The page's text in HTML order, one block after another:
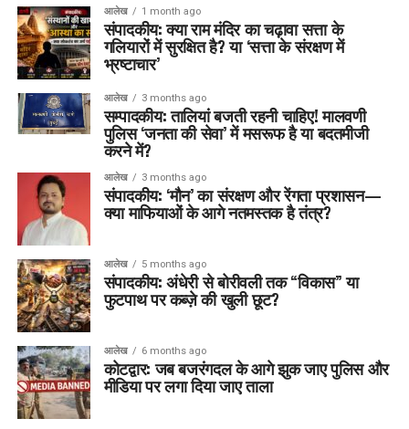
आलेख 1 month ago
संपादकीय: क्या राम मंदिर का चढ़ावा सत्ता के
गलियारों में सुरक्षित है? या ‘सत्ता के संरक्षण में
भ्रष्टाचार’
आलेख 3 months ago
सम्पादकीय: तालियां बजती रहनी चाहिए! मालवणी
पुलिस ‘जनता की सेवा’ में मसरूफ है या बदतमीजी
करने में?
आलेख 3 months ago
संपादकीय: ‘मौन’ का संरक्षण और रेंगता प्रशासन—
क्या माफियाओं के आगे नतमस्तक है तंत्र?
आलेख 5 months ago
संपादकीय: अंधेरी से बोरीवली तक “विकास” या
फुटपाथ पर कब्ज़े की खुली छूट?
आलेख 6 months ago
कोटद्वार: जब बजरंगदल के आगे झुक जाए पुलिस और
मीडिया पर लगा दिया जाए ताला